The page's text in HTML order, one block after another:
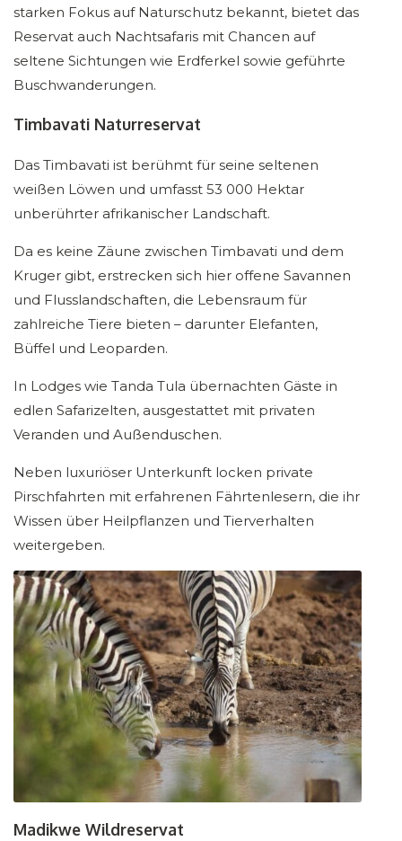
starken Fokus auf Naturschutz bekannt, bietet das
Reservat auch Nachtsafaris mit Chancen auf
seltene Sichtungen wie Erdferkel sowie geführte
Buschwanderungen.
Timbavati Naturreservat
Das Timbavati ist berühmt für seine seltenen
weißen Löwen und umfasst 53 000 Hektar
unberührter afrikanischer Landschaft.
Da es keine Zäune zwischen Timbavati und dem
Kruger gibt, erstrecken sich hier offene Savannen
und Flusslandschaften, die Lebensraum für
zahlreiche Tiere bieten – darunter Elefanten,
Büffel und Leoparden.
In Lodges wie Tanda Tula übernachten Gäste in
edlen Safarizelten, ausgestattet mit privaten
Veranden und Außenduschen.
Neben luxuriöser Unterkunft locken private
Pirschfahrten mit erfahrenen Fährtenlesern, die ihr
Wissen über Heilpflanzen und Tierverhalten
weitergeben.
Madikwe Wildreservat